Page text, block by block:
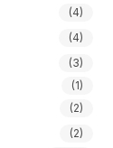
(4)
(4)
(3)
(1)
(2)
(2)